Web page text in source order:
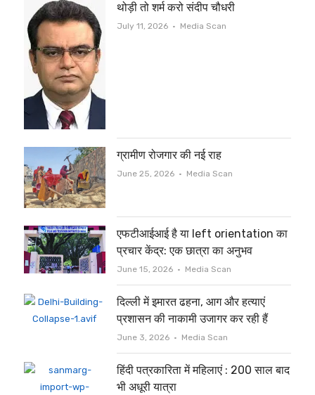
थोड़ी तो शर्म करो संदीप चौधरी
July 11, 2026 Author
Media Scan
ग्रामीण रोजगार की नई राह
June 25, 2026 Author
Media Scan
एफटीआईआई है या left orientation का
प्रचार केंद्र: एक छात्रा का अनुभव
June 15, 2026 Author
Media Scan
दिल्ली में इमारत ढहना, आग और हत्याएं
प्रशासन की नाकामी उजागर कर रही हैं
June 3, 2026 Author
Media Scan
हिंदी पत्रकारिता में महिलाएं : 200 साल बाद
भी अधूरी यात्रा